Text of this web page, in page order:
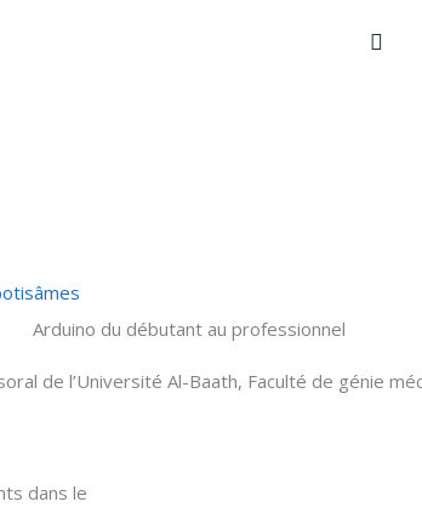
Arduino du débutant au professionnel
de l’Université Al-Baath, Faculté de génie
dans le